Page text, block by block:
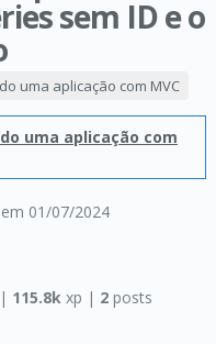
sem ID e o
01/07/2024
uma aplicação com MVC
uma aplicação com
| 115.8k xp | 2 posts